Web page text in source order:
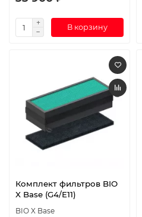
В корзину
Комплект фильтров BIO
X Base (G4/E11)
BIO X Base